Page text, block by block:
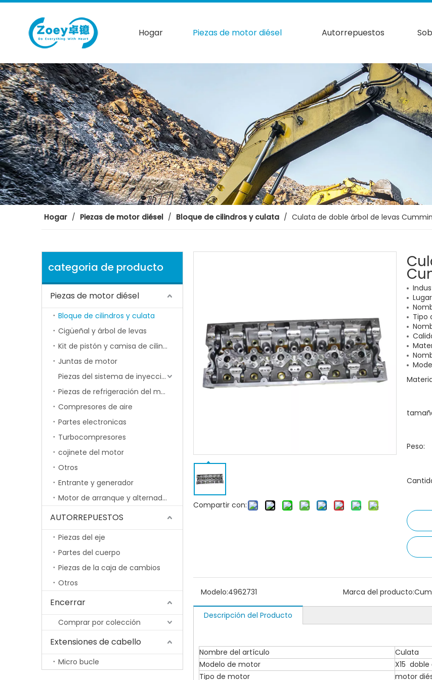
Hogar Piezas de motor diésel Autorrepuestos
Hogar / Piezas de motor diésel / Bloque de cilindros y culata / Culata de doble árbol de levas
categoria de producto
Piezas de motor diésel
Bloque de cilindros y culata
Cigüeñal y árbol de levas
Kit de pistón y camisa de cilindro
Juntas de motor
Piezas del sistema de inyección de combustible
Piezas de refrigeración del motor
Compresores de aire
Partes electronicas
Turbocompresores
cojinete del motor
Otros
Entrante y generador
Motor de arranque y alternador
AUTORREPUESTOS
Piezas del eje
Partes del cuerpo
Piezas de la caja de cambios
Otros
Encerrar
Comprar por colección
Extensiones de cabello
Micro bucle
Compartir con:
Tipo
Peso:
Modelo:4962731 Marca del producto:
Descripción del Producto
Nombre del artículo
Culata
Modelo de motor
X15
Tipo de motor
motor